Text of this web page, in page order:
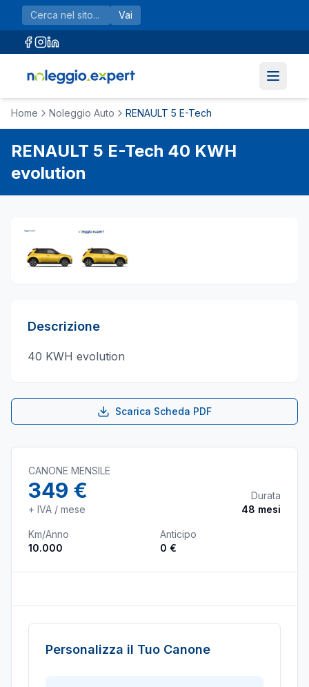
Vai al contenuto principale
Vai
Home Noleggio Auto RENAULT 5 E-Tech
RENAULT 5 E-Tech 40 KWH
evolution
Descrizione
40 KWH evolution
Scarica Scheda PDF
CANONE MENSILE
349 €
+ IVA / mese
Durata
48 mesi
Km/Anno
10.000
Anticipo
0 €
Personalizza il Tuo Canone